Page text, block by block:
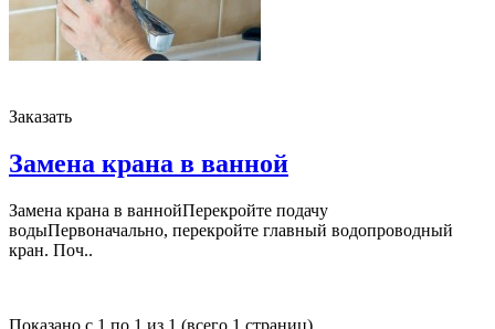
Заказать
Замена крана в ванной
Замена крана в ваннойПерекройте подачу
водыПервоначально, перекройте главный водопроводный
кран. Поч..